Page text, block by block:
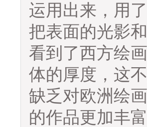
运用出来，用
把表面的光影
看到了西方绘
体的厚度，这
缺乏对欧洲绘
的作品更加丰